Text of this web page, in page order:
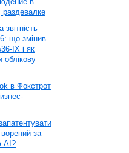
раздевалке
звітність
що змінив
IX і як
облікову
в Фокстрот
за
AI?